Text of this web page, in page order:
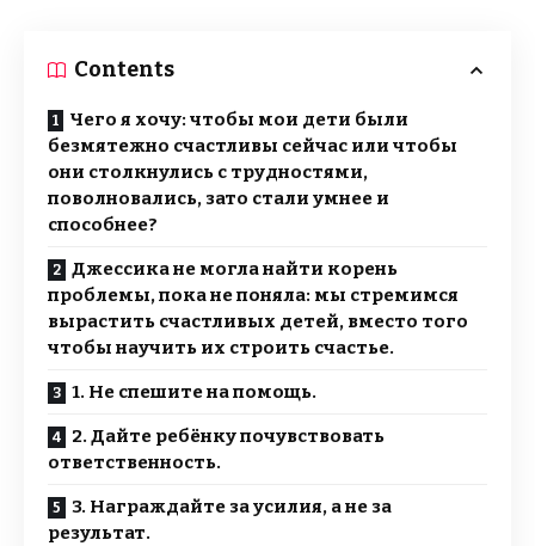
Contents
Чего я хочу: чтобы мои дети были
безмятежно счастливы сейчас или чтобы
они столкнулись с трудностями,
поволновались, зато стали умнее и
способнее?
Джессика не могла найти корень
проблемы, пока не поняла: мы стремимся
вырастить счастливых детей, вместо того
чтобы научить их строить счастье.
1. Не спешите на помощь.
2. Дайте ребёнку почувствовать
ответственность.
3. Награждайте за усилия, а не за
результат.